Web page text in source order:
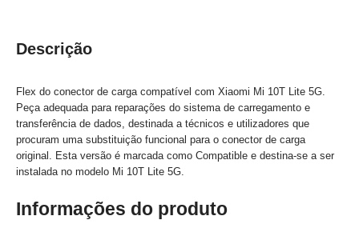
Descrição
Flex do conector de carga compatível com Xiaomi Mi 10T Lite 5G.
Peça adequada para reparações do sistema de carregamento e
transferência de dados, destinada a técnicos e utilizadores que
procuram uma substituição funcional para o conector de carga
original. Esta versão é marcada como Compatible e destina-se a ser
instalada no modelo Mi 10T Lite 5G.
Informações do produto